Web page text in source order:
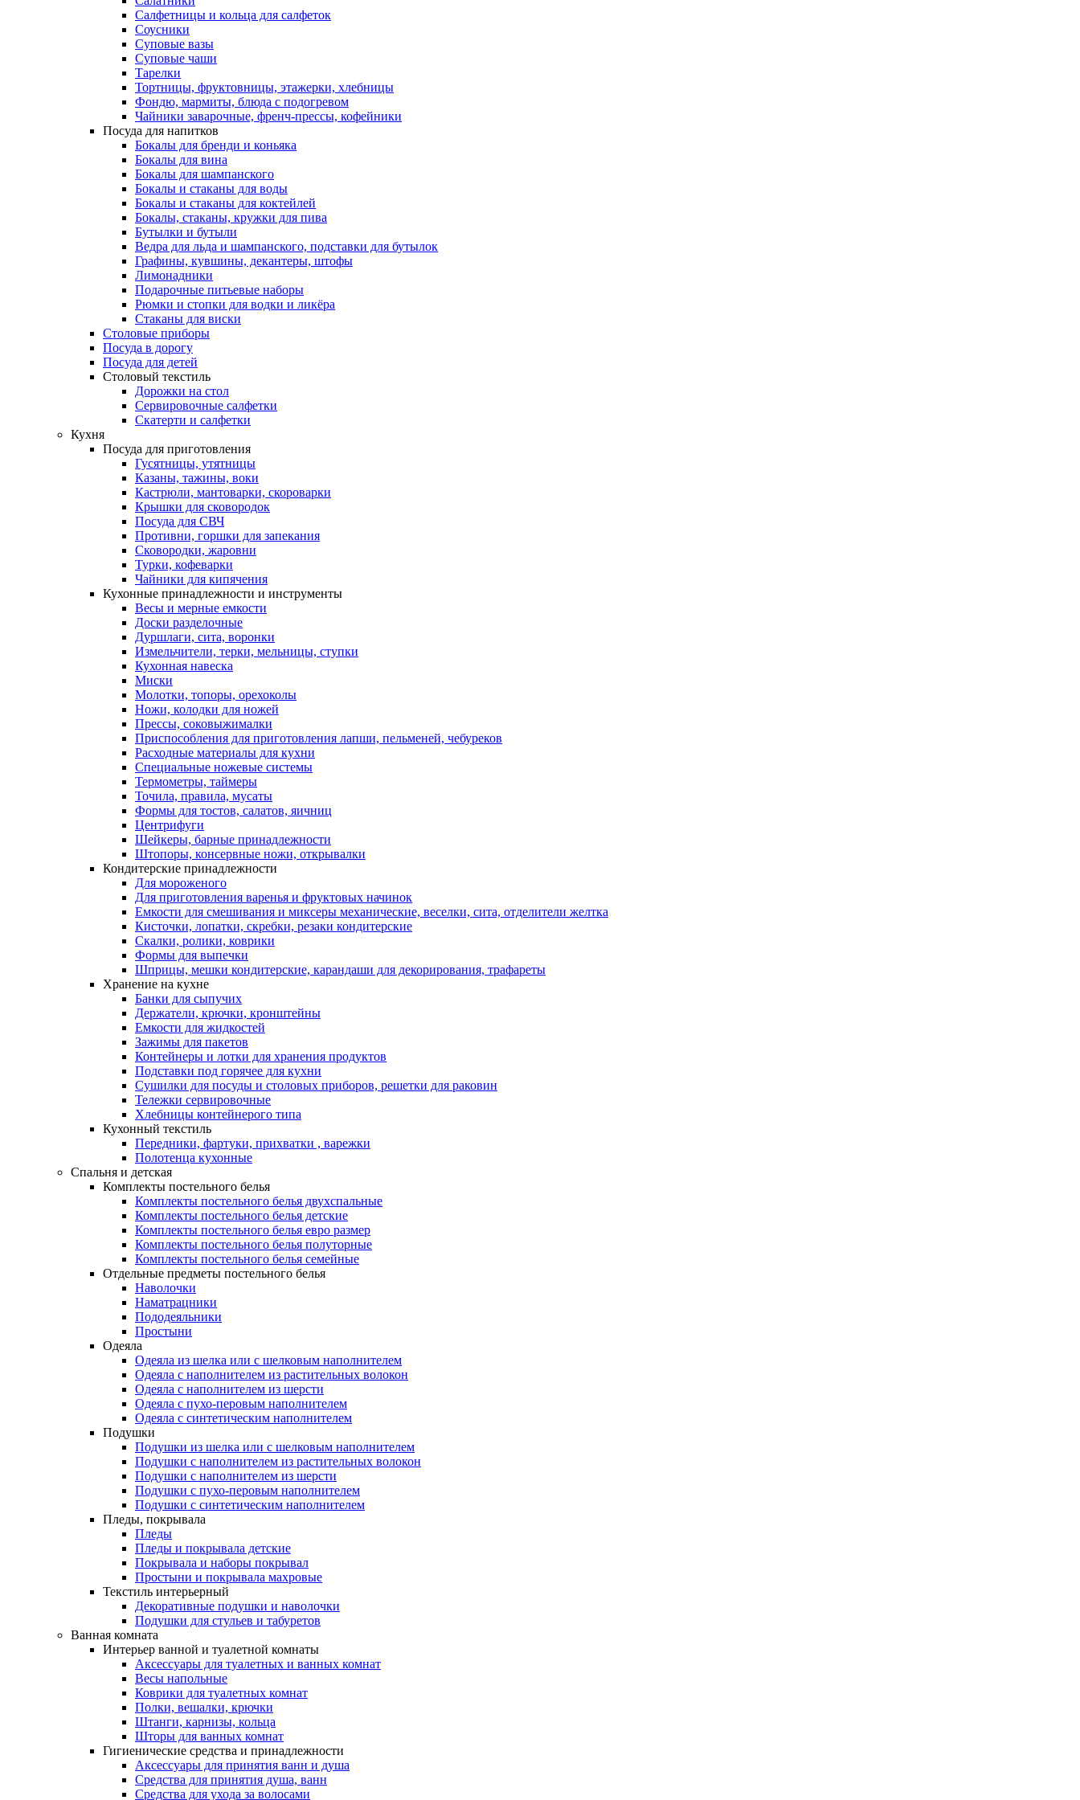
Салфетницы и кольца для салфеток
Соусники
Суповые вазы
Суповые чаши
Тарелки
Тортницы, фруктовницы, этажерки, хлебницы
Фондю, мармиты, блюда с подогревом
Чайники заварочные, френч-прессы, кофейники
Посуда для напитков
Бокалы для бренди и коньяка
Бокалы для вина
Бокалы для шампанского
Бокалы и стаканы для воды
Бокалы и стаканы для коктейлей
Бокалы, стаканы, кружки для пива
Бутылки и бутыли
Ведра для льда и шампанского, подставки для бутылок
Графины, кувшины, декантеры, штофы
Лимонадники
Подарочные питьевые наборы
Рюмки и стопки для водки и ликёра
Стаканы для виски
Столовые приборы
Посуда в дорогу
Посуда для детей
Столовый текстиль
Дорожки на стол
Сервировочные салфетки
Скатерти и салфетки
Кухня
Посуда для приготовления
Гусятницы, утятницы
Казаны, тажины, воки
Кастрюли, мантоварки, скороварки
Крышки для сковородок
Посуда для СВЧ
Противни, горшки для запекания
Сковородки, жаровни
Турки, кофеварки
Чайники для кипячения
Кухонные принадлежности и инструменты
Весы и мерные емкости
Доски разделочные
Дуршлаги, сита, воронки
Измельчители, терки, мельницы, ступки
Кухонная навеска
Миски
Молотки, топоры, орехоколы
Ножи, колодки для ножей
Прессы, соковыжималки
Приспособления для приготовления лапши, пельменей, чебуреков
Расходные материалы для кухни
Специальные ножевые системы
Термометры, таймеры
Точила, правила, мусаты
Формы для тостов, салатов, яичниц
Центрифуги
Шейкеры, барные принадлежности
Штопоры, консервные ножи, открывалки
Кондитерские принадлежности
Для мороженого
Для приготовления варенья и фруктовых начинок
Емкости для смешивания и миксеры механические, веселки, сита, отделители желтка
Кисточки, лопатки, скребки, резаки кондитерские
Скалки, ролики, коврики
Формы для выпечки
Шприцы, мешки кондитерские, карандаши для декорирования, трафареты
Хранение на кухне
Банки для сыпучих
Держатели, крючки, кронштейны
Емкости для жидкостей
Зажимы для пакетов
Контейнеры и лотки для хранения продуктов
Подставки под горячее для кухни
Сушилки для посуды и столовых приборов, решетки для раковин
Тележки сервировочные
Хлебницы контейнерого типа
Кухонный текстиль
Передники, фартуки, прихватки , варежки
Полотенца кухонные
Спальня и детская
Комплекты постельного белья
Комплекты постельного белья двухспальные
Комплекты постельного белья детские
Комплекты постельного белья евро размер
Комплекты постельного белья полуторные
Комплекты постельного белья семейные
Отдельные предметы постельного белья
Наволочки
Наматрацники
Пододеяльники
Простыни
Одеяла
Одеяла из шелка или с шелковым наполнителем
Одеяла с наполнителем из растительных волокон
Одеяла с наполнителем из шерсти
Одеяла с пухо-перовым наполнителем
Одеяла с синтетическим наполнителем
Подушки
Подушки из шелка или с шелковым наполнителем
Подушки с наполнителем из растительных волокон
Подушки с наполнителем из шерсти
Подушки с пухо-перовым наполнителем
Подушки с синтетическим наполнителем
Пледы, покрывала
Пледы
Пледы и покрывала детские
Покрывала и наборы покрывал
Простыни и покрывала махровые
Текстиль интерьерный
Декоративные подушки и наволочки
Подушки для стульев и табуретов
Ванная комната
Интерьер ванной и туалетной комнаты
Аксессуары для туалетных и ванных комнат
Весы напольные
Коврики для туалетных комнат
Полки, вешалки, крючки
Штанги, карнизы, кольца
Шторы для ванных комнат
Гигиенические средства и принадлежности
Аксессуары для принятия ванн и душа
Средства для принятия душа, ванн
Средства для ухода за волосами